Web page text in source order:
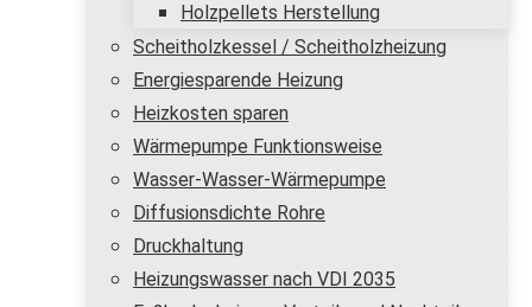
Holzpellets Herstellung
Scheitholzkessel / Scheitholzheizung
Energiesparende Heizung
Heizkosten sparen
Wärmepumpe Funktionsweise
Wasser-Wasser-Wärmepumpe
Diffusionsdichte Rohre
Druckhaltung
Heizungswasser nach VDI 2035